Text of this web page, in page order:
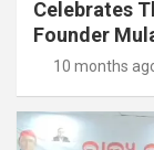
Celebrates
Founder
10 months